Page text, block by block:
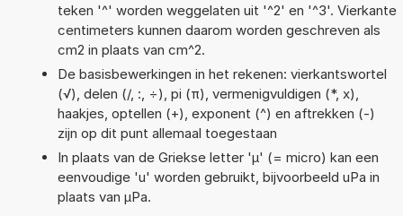
teken '^' worden weggelaten uit '^2' en '^3'. Vierkante
centimeters kunnen daarom worden geschreven als
cm2 in plaats van cm^2.
De basisbewerkingen in het rekenen: vierkantswortel
(√), delen (/, :, ÷), pi (π), vermenigvuldigen (*, x),
haakjes, optellen (+), exponent (^) en aftrekken (-)
zijn op dit punt allemaal toegestaan
In plaats van de Griekse letter 'µ' (= micro) kan een
eenvoudige 'u' worden gebruikt, bijvoorbeeld uPa in
plaats van µPa.